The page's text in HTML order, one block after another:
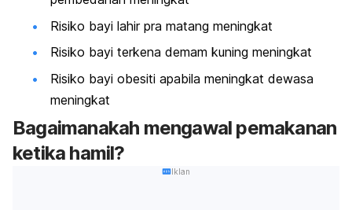
Risiko bayi lahir pra matang meningkat
Risiko bayi terkena demam kuning meningkat
Risiko bayi obesiti apabila meningkat dewasa
meningkat
Bagaimanakah mengawal pemakanan
ketika hamil?
Iklan